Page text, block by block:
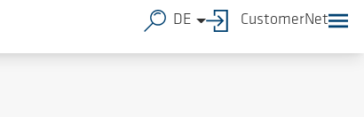
DE CustomerNet